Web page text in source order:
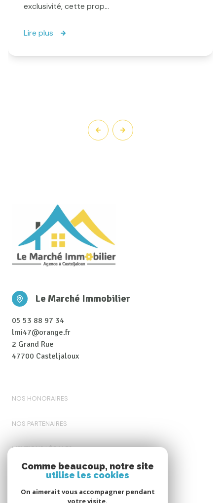
exclusivité, cette prop...
Lire plus
Le Marché Immobilier
05 53 88 97 34
lmi47@orange.fr
2 Grand Rue
47700 Casteljaloux
NOS HONORAIRES
NOS PARTENAIRES
MENTIONS LÉGALES
Comme beaucoup, notre site
utilise les cookies
On aimerait vous accompagner pendant
votre visite.